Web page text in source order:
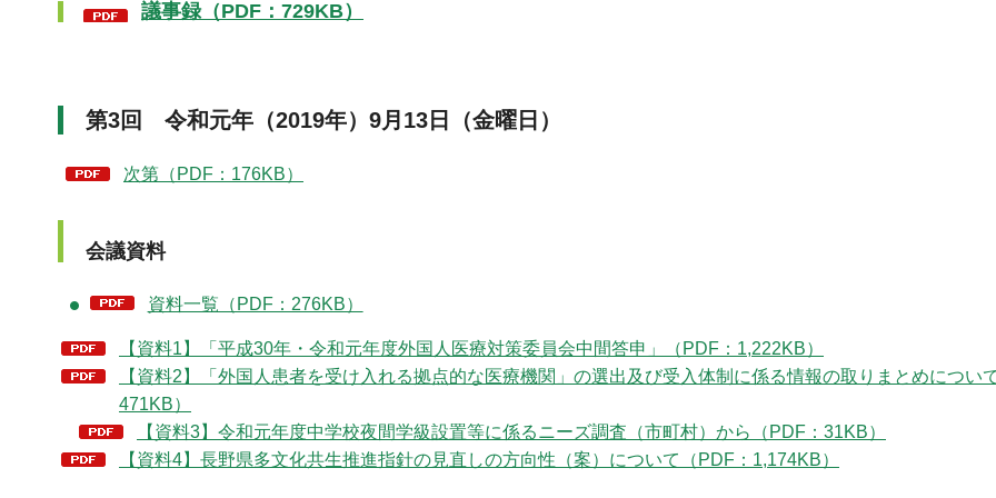
議事録（PDF：729KB）
第3回 令和元年（2019年）9月13日（金曜日）
次第（PDF：176KB）
会議資料
資料一覧（PDF：276KB）
【資料1】「平成30年・令和元年度外国人医療対策委員会中間答申」（PDF：1,222KB）
【資料2】「外国人患者を受け入れる拠点的な医療機関」の選出及び受入体制に係る情報の取りまとめについ
471KB）
【資料3】令和元年度中学校夜間学級設置等に係るニーズ調査（市町村）から（PDF：31KB）
【資料4】長野県多文化共生推進指針の見直しの方向性（案）について（PDF：1,174KB）